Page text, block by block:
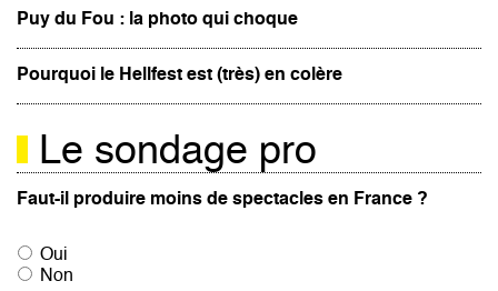
Puy du Fou : la photo qui choque
Pourquoi le Hellfest est (très) en colère
Le sondage pro
Faut-il produire moins de spectacles en France ?
Oui
Non